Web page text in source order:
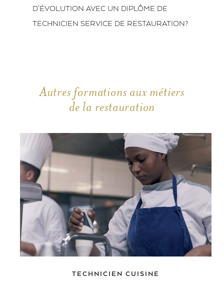
D’ÉVOLUTION AVEC UN DIPLÔME DE
TECHNICIEN SERVICE DE RESTAURATION?
Autres formations aux métiers
de la restauration
TECHNICIEN CUISINE